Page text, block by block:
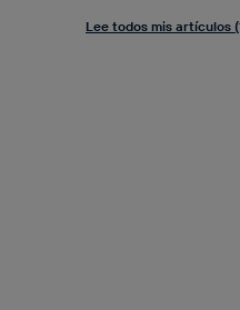
Lee todos mis artículos